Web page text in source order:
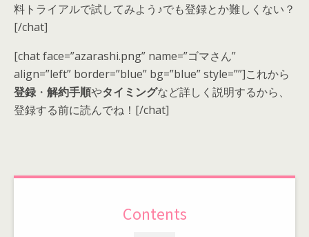
料トライアルで試してみよう♪でも登録とか難しくない？
[/chat]
[chat face=”azarashi.png” name=”ゴマさん”
align=”left” border=”blue” bg=”blue” style=””]これから
登録 ・ 解約手順やタイミングなど詳しく説明するから、
登録する前に読んでね！[/chat]
Contents